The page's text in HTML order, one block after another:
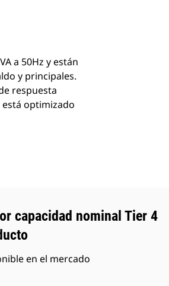
a 50Hz y están
y principales.
respuesta
optimizado
capacidad nominal Tier 4
en el mercado